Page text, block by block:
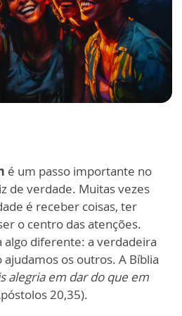
é um passo importante no
de verdade. Muitas vezes
é receber coisas, ter
o centro das atenções.
algo diferente: a verdadeira
os outros. A Bíblia
alegria em dar do que em
20,35).